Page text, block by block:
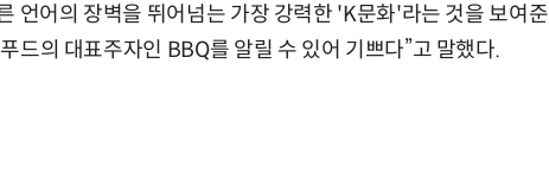
언어의 장벽을 뛰어넘는 가장 강력한 'K문화'라는 것을 보여준
드의 대표주자인 BBQ를 알릴 수 있어 기쁘다”고 말했다.